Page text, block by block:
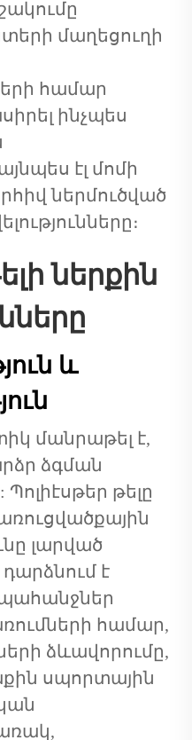
մաղեցուղի
համար
ինչպես
էլ մոմի
ներմուծված
ներքին
և
մանրաթել է,
ձգման
թելը
լարված
է
համար,
ձևավորումը,
սպորտային